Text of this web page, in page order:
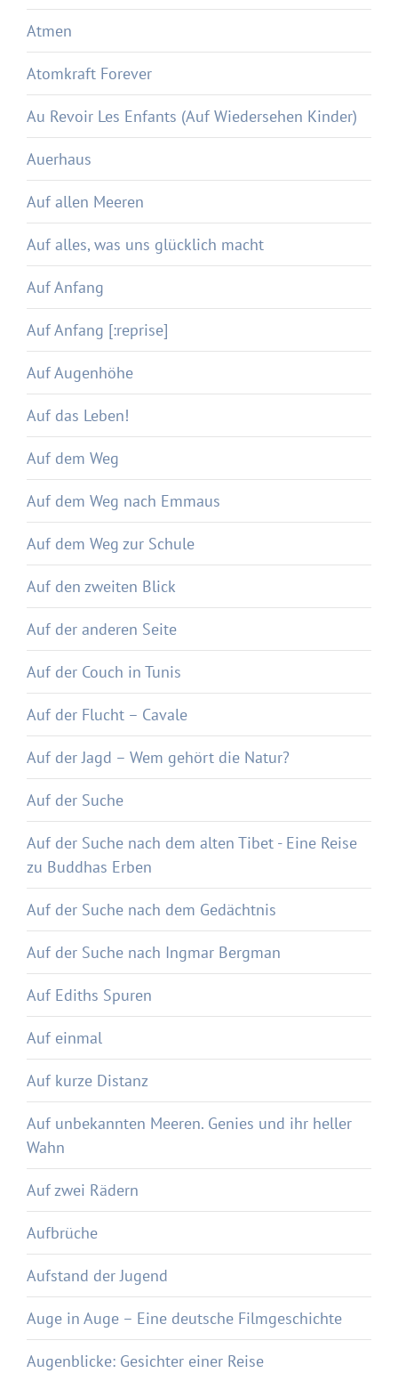
Atmen
Atomkraft Forever
Au Revoir Les Enfants (Auf Wiedersehen Kinder)
Auerhaus
Auf allen Meeren
Auf alles, was uns glücklich macht
Auf Anfang
Auf Anfang [:reprise]
Auf Augenhöhe
Auf das Leben!
Auf dem Weg
Auf dem Weg nach Emmaus
Auf dem Weg zur Schule
Auf den zweiten Blick
Auf der anderen Seite
Auf der Couch in Tunis
Auf der Flucht – Cavale
Auf der Jagd – Wem gehört die Natur?
Auf der Suche
Auf der Suche nach dem alten Tibet - Eine Reise
zu Buddhas Erben
Auf der Suche nach dem Gedächtnis
Auf der Suche nach Ingmar Bergman
Auf Ediths Spuren
Auf einmal
Auf kurze Distanz
Auf unbekannten Meeren. Genies und ihr heller
Wahn
Auf zwei Rädern
Aufbrüche
Aufstand der Jugend
Auge in Auge – Eine deutsche Filmgeschichte
Augenblicke: Gesichter einer Reise